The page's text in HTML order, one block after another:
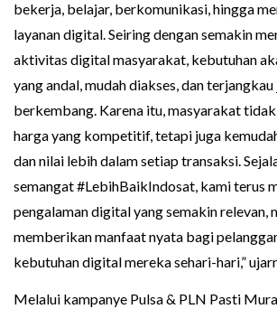
bekerja, belajar, berkomunikasi, hingga
layanan digital. Seiring dengan semakin
aktivitas digital masyarakat, kebutuhan
yang andal, mudah diakses, dan
berkembang. Karena itu, masyarakat
harga yang kompetitif, tetapi juga
dan nilai lebih dalam setiap transaksi.
semangat #LebihBaikIndosat, kami terus
pengalaman digital yang semakin relevan,
memberikan manfaat nyata bagi
kebutuhan digital mereka sehari-hari,”
Melalui kampanye Pulsa & PLN Pasti